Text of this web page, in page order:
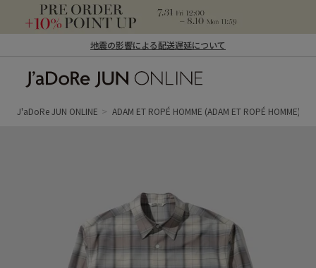
地震の影響による配送遅延について
ン オンライン）
J'aDoRe JUN ONLINE ADAM ET ROPÉ HOMME (ADAM ET ROPÉ HOMME)